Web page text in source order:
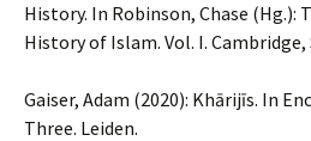
History. In Robinson, Chase (Hg.):
History of Islam. Vol. I. Cambridge,
Gaiser, Adam (2020): Khārijīs. In
Three. Leiden.